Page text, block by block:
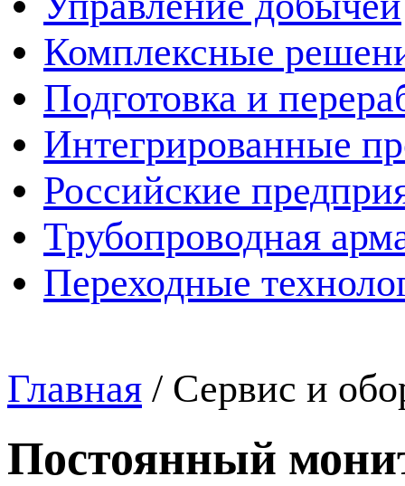
Комплексные
Подготовка и
Интегрированные
Российские
Трубопроводная
Переходные
Главная / Сервис и
Постоянный